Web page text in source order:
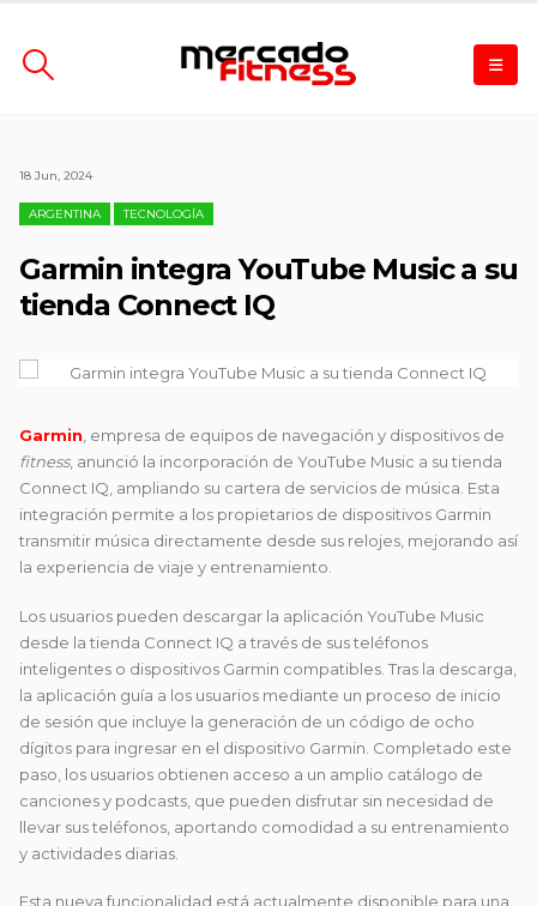
18 Jun, 2024
ARGENTINA TECNOLOGÍA
Garmin integra YouTube Music a su
tienda Connect IQ
Garmin , empresa de equipos de navegación y dispositivos de
fitness, anunció la incorporación de YouTube Music a su tienda
Connect IQ, ampliando su cartera de servicios de música. Esta
integración permite a los propietarios de dispositivos Garmin
transmitir música directamente desde sus relojes, mejorando así
la experiencia de viaje y entrenamiento.
Los usuarios pueden descargar la aplicación YouTube Music
desde la tienda Connect IQ a través de sus teléfonos
inteligentes o dispositivos Garmin compatibles. Tras la descarga,
la aplicación guía a los usuarios mediante un proceso de inicio
de sesión que incluye la generación de un código de ocho
dígitos para ingresar en el dispositivo Garmin. Completado este
paso, los usuarios obtienen acceso a un amplio catálogo de
canciones y podcasts, que pueden disfrutar sin necesidad de
llevar sus teléfonos, aportando comodidad a su entrenamiento
y actividades diarias.
Esta nueva funcionalidad está actualmente disponible para una